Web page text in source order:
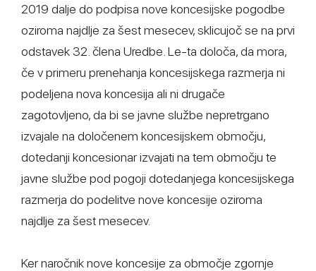
2019 dalje do podpisa nove koncesijske pogodbe
oziroma najdlje za šest mesecev, sklicujoč se na prvi
odstavek 32. člena Uredbe. Le-ta določa, da mora,
če v primeru prenehanja koncesijskega razmerja ni
podeljena nova koncesija ali ni drugače
zagotovljeno, da bi se javne službe nepretrgano
izvajale na določenem koncesijskem območju,
dotedanji koncesionar izvajati na tem območju te
javne službe pod pogoji dotedanjega koncesijskega
razmerja do podelitve nove koncesije oziroma
najdlje za šest mesecev.
Ker naročnik nove koncesije za območje zgornje